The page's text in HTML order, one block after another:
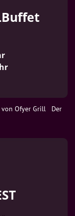
Ofyer Grill   Der